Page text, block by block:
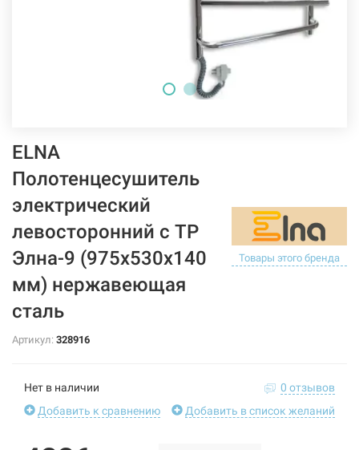
ELNA
Полотенцесушитель
электрический
левосторонний с ТР
Элна-9 (975х530х140
мм) нержавеющая
сталь
Товары этого бренда
Артикул: 328916
Нет в наличии
0 отзывов
Добавить к сравнению
Добавить в список желаний